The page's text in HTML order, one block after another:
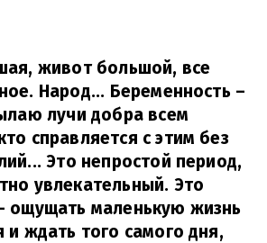
живот большой, все
Народ... Беременность –
лучи добра всем
справляется с этим без
Это непростой период,
увлекательный. Это
ощущать маленькую жизнь
и ждать того самого дня,